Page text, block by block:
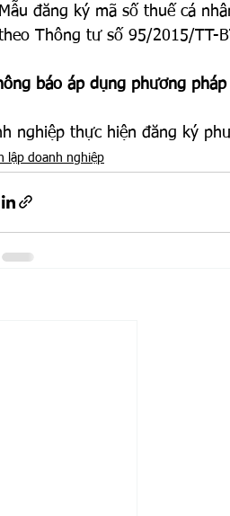
Mẫu đăng ký mã số thuế cá
Thông tư số 95/2015/TT-
báo áp dụng phương
nghiệp thực hiện đăng ký
lập doanh nghiệp